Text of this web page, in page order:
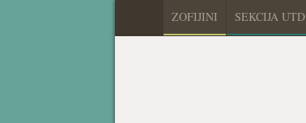
ZOFIJINI SEKCIJA UTD